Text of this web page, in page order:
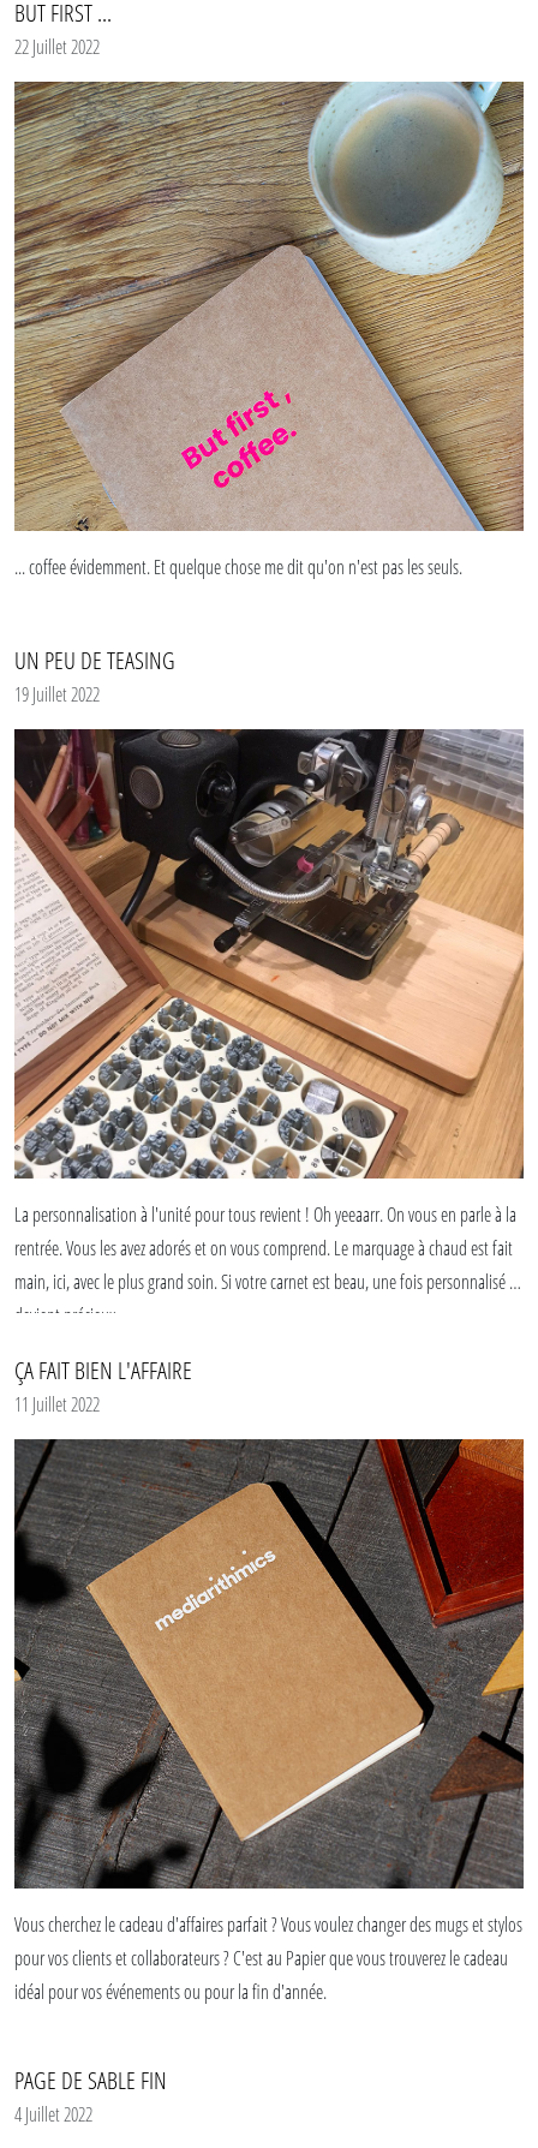
BUT FIRST ...
22 Juillet 2022
... coffee évidemment. Et quelque chose me dit qu'on n'est pas les seuls.
UN PEU DE TEASING
19 Juillet 2022
La personnalisation à l'unité pour tous revient ! Oh yeeaarr. On vous en parle à la
rentrée. Vous les avez adorés et on vous comprend. Le marquage à chaud est fait
main, ici, avec le plus grand soin. Si votre carnet est beau, une fois personnalisé il
devient précieux.
ÇA FAIT BIEN L'AFFAIRE
11 Juillet 2022
Vous cherchez le cadeau d'affaires parfait ? Vous voulez changer des mugs et stylos
pour vos clients et collaborateurs ? C'est au Papier que vous trouverez le cadeau
idéal pour vos événements ou pour la fin d'année.
est faite main. Le Père Noël existe.
PAGE DE SABLE FIN
4 Juillet 2022